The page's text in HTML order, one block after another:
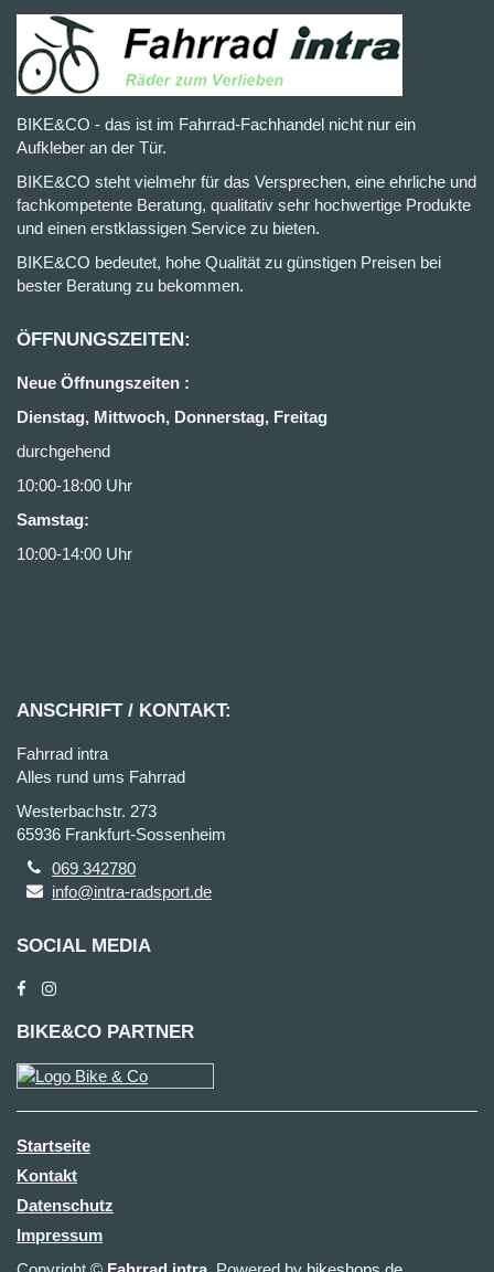
BIKE&CO - das ist im Fahrrad-Fachhandel nicht nur ein
Aufkleber an der Tür.
BIKE&CO steht vielmehr für das Versprechen, eine ehrliche und
fachkompetente Beratung, qualitativ sehr hochwertige Produkte
und einen erstklassigen Service zu bieten.
BIKE&CO bedeutet, hohe Qualität zu günstigen Preisen bei
bester Beratung zu bekommen.
ÖFFNUNGSZEITEN:
Neue Öffnungszeiten :
Dienstag, Mittwoch, Donnerstag, Freitag
durchgehend
10:00-18:00 Uhr
Samstag:
10:00-14:00 Uhr
ANSCHRIFT / KONTAKT:
Fahrrad intra
Alles rund ums Fahrrad
Westerbachstr. 273
65936 Frankfurt-Sossenheim
069 342780
info@intra-radsport.de
SOCIAL MEDIA
BIKE&CO PARTNER
Startseite
Kontakt
Datenschutz
Impressum